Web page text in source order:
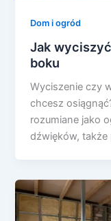
Dom i ogród
Jak
boku
Wyciszenie czy
chcesz
rozumiane jako
dźwięków, także